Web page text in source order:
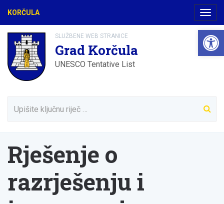
KORČULA
SLUŽBENE WEB STRANICE
Grad Korčula
UNESCO Tentative List
Rješenje o
razrješenju i